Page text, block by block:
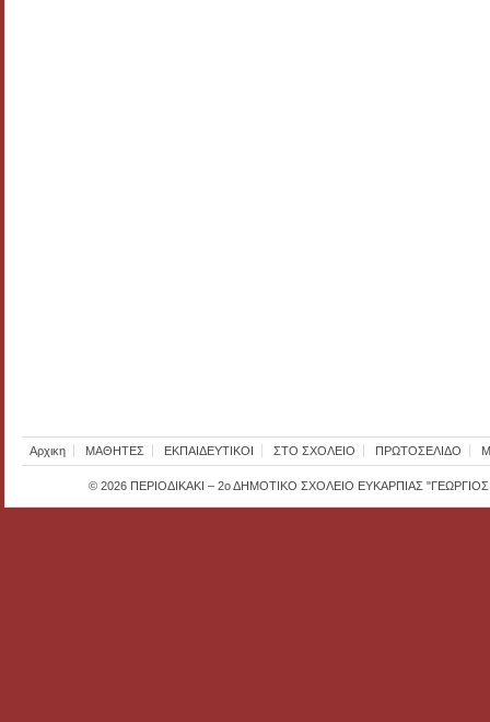
Αρχικη ΜΑΘΗΤΕΣ ΕΚΠΑΙΔΕΥΤΙΚΟΙ ΣΤΟ ΣΧΟΛΕΙΟ ΠΡΩΤΟΣΕΛΙΔΟ
© 2026 ΠΕΡΙΟΔΙΚΑΚΙ – 2ο ΔΗΜΟΤΙΚΟ ΣΧΟΛΕΙΟ ΕΥΚΑΡΠΙΑΣ